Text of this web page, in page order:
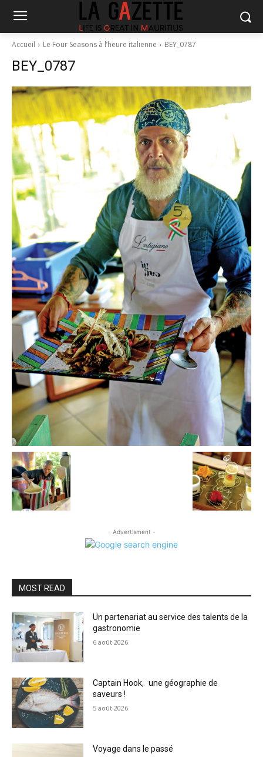
Accueil Le Four Seasons à l’heure italienne BEY_0787
BEY_0787
- Advertisment -
MOST READ
Un partenariat au service des talents de la
gastronomie
6 août 2026
Captain Hook, une géographie de
saveurs !
5 août 2026
Voyage dans le passé